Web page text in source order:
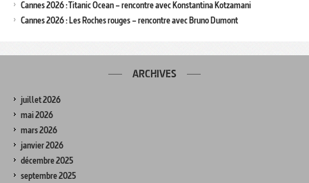
Cannes 2026 : Titanic Ocean – rencontre avec Konstantina Kotzamani
Cannes 2026 : Les Roches rouges – rencontre avec Bruno Dumont
ARCHIVES
juillet 2026
mai 2026
mars 2026
janvier 2026
décembre 2025
septembre 2025